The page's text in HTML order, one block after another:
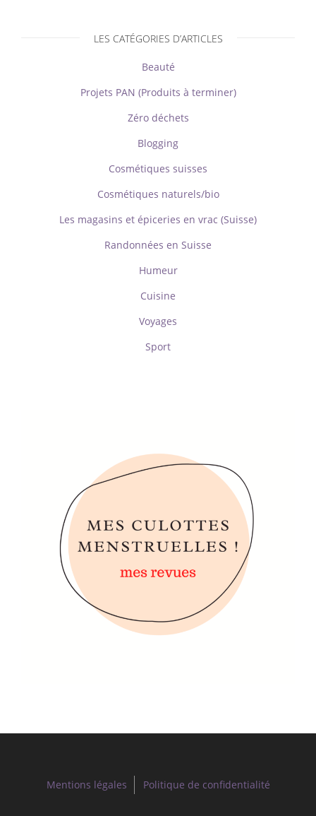
LES CATÉGORIES D’ARTICLES
Beauté
Projets PAN (Produits à terminer)
Zéro déchets
Blogging
Cosmétiques suisses
Cosmétiques naturels/bio
Les magasins et épiceries en vrac (Suisse)
Randonnées en Suisse
Humeur
Cuisine
Voyages
Sport
Mentions légales Politique de confidentialité